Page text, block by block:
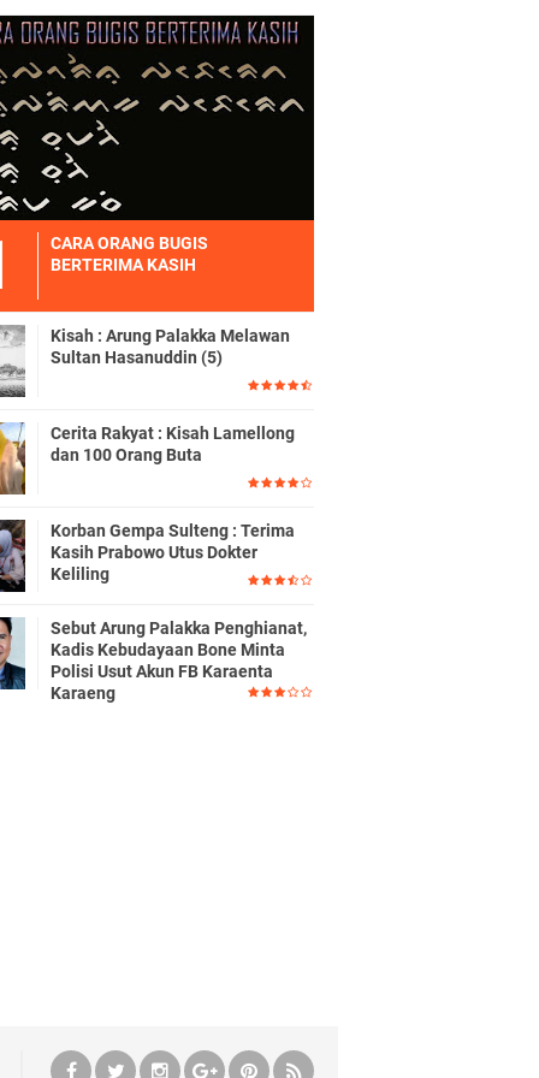
CARA ORANG BUGIS
BERTERIMA KASIH
Kisah : Arung Palakka Melawan
Sultan Hasanuddin (5)
Cerita Rakyat : Kisah Lamellong
dan 100 Orang Buta
Korban Gempa Sulteng : Terima
Kasih Prabowo Utus Dokter
Keliling
Sebut Arung Palakka Penghianat,
Kadis Kebudayaan Bone Minta
Polisi Usut Akun FB Karaenta
Karaeng